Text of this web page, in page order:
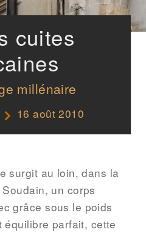
cuites
millénaire
16 août 2010
surgit au loin, dans la
un corps
grâce sous le poids
équilibre parfait, cette